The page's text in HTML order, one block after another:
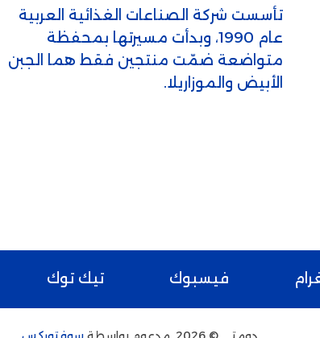
تأسست شركة الصناعات الغذائية العربية
عام 1990، وبدأت مسيرتها بمحفظة
متواضعة ضمّت منتجين فقط هما الجبن
الأبيض والموزاريلا.
فيسبوك تيك توك